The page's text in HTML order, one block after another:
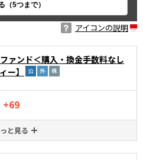
アイコンの説明
ァンド＜購入・換金手数料なし
ー】
+69
と見る